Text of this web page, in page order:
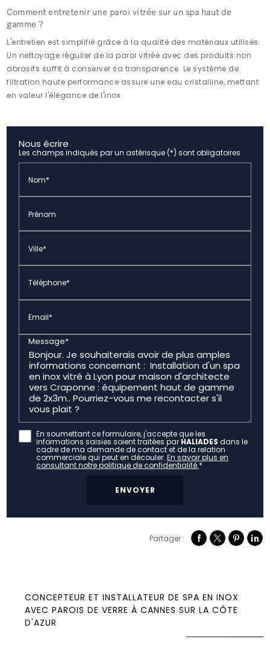
Comment entretenir une paroi vitrée sur un spa haut de
gamme ?
L'entretien est simplifié grâce à la qualité des matériaux utilisés.
Un nettoyage régulier de la paroi vitrée avec des produits non
abrasifs suffit à conserver sa transparence. Le système de
filtration haute performance assure une eau cristalline, mettant
en valeur l'élégance de l'inox.
Nous écrire
Les champs indiqués par un astérisque (*) sont obligatoires
Nom*
Prénom
Ville*
Téléphone*
Email*
Message*
En soumettant ce formulaire, j'accepte que les
informations saisies soient traitées par HALIADES dans le
cadre de ma demande de contact et de la relation
commerciale qui peut en découler.En savoir plus en
consultant notre politique de confidentialité.*
Partager :
CONCEPTEUR ET INSTALLATEUR DE SPA EN INOX
AVEC PAROIS DE VERRE À CANNES SUR LA CÔTE
D'AZUR